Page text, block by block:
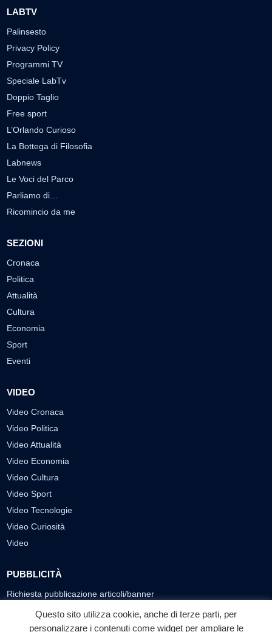
LABTV
Palinsesto
Privacy Policy
Programmi TV
Speciale LabTv
Doppio Taglio
Free sport
L’Orlando Curioso
La Bottega di Filosofia
Labnews
Le Voci del Parco
Parliamo di…
Ricomincio da me
SEZIONI
Cronaca
Politica
Attualità
Cultura
Economia
Sport
Eventi
VIDEO
Video Cronaca
Video Politica
Video Attualità
Video Economia
Video Cultura
Video Sport
Video Tecnologie
Video Curiosità
Video
PUBBLICITÀ
Richiesta pubblicazione articoli/banner
SEGUICI SUI SOCIAL
Questo sito utilizza cookie, anche di terze parti, per
personalizzare i contenuti come widget per ampliare le